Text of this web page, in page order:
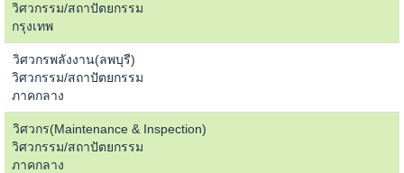
วิศวกรรม/สถาปัตยกรรม
กรุงเทพ
วิศวกรพลังงาน(ลพบุรี)
วิศวกรรม/สถาปัตยกรรม
ภาคกลาง
วิศวกร(Maintenance & Inspection)
วิศวกรรม/สถาปัตยกรรม
ภาคกลาง